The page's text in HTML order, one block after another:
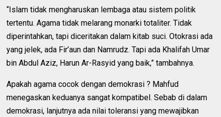
“Islam tidak mengharuskan lembaga atau sistem politik
tertentu. Agama tidak melarang monarki totaliter. Tidak
diperintahkan, tapi diceritakan dalam kitab suci. Otokrasi ada
yang jelek, ada Fir’aun dan Namrudz. Tapi ada Khalifah Umar
bin Abdul Aziz, Harun Ar-Rasyid yang baik,” tambahnya.
Apakah agama cocok dengan demokrasi ? Mahfud
menegaskan keduanya sangat kompatibel. Sebab di dalam
demokrasi, lanjutnya ada nilai toleransi yang mewajibkan